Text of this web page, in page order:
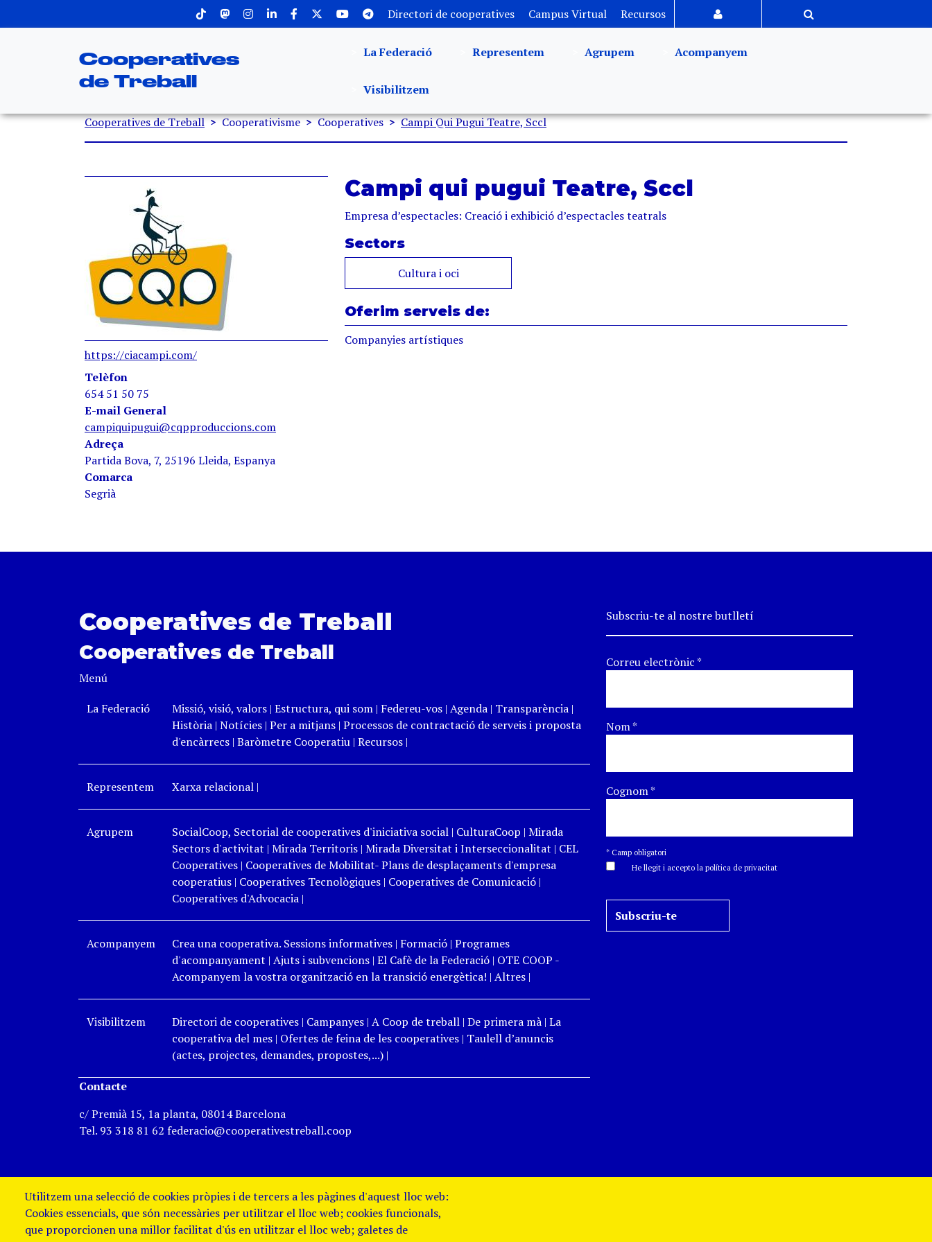
Menu superior Directori de cooperatives Campus Virtual Recursos
Cooperatives
de Treball
La Federació Representem Agrupem Acompanyem
Visibilitzem
Fil d'ariadna
Cooperatives de Treball Cooperativisme Cooperatives Campi Qui Pugui Teatre, Sccl
https://ciacampi.com/
Telèfon
654 51 50 75
E-mail General
campiquipugui@cqpproduccions.com
Adreça
Partida Bova, 7, 25196 Lleida, Espanya
Comarca
Segrià
Campi qui pugui Teatre, Sccl
Empresa d’espectacles: Creació i exhibició d’espectacles teatrals
Sectors
Cultura i oci
Oferim serveis de:
Companyies artístiques
Cooperatives de Treball
Cooperatives de Treball
Menú
La Federació
Missió, visió, valors| Estructura, qui som| Federeu-vos| Agenda | Transparència|
Història| Notícies | Per a mitjans| Processos de contractació de serveis i proposta
d'encàrrecs| Baròmetre Cooperatiu| Recursos|
Representem Xarxa relacional|
Agrupem SocialCoop, Sectorial de cooperatives d'iniciativa social| CulturaCoop | Mirada
Sectors d'activitat | Mirada Territoris| Mirada Diversitat i Interseccionalitat | CEL
Cooperatives| Cooperatives de Mobilitat- Plans de desplaçaments d'empresa
cooperatius| Cooperatives Tecnològiques| Cooperatives de Comunicació|
Cooperatives d'Advocacia|
Acompanyem Crea una cooperativa. Sessions informatives| Formació| Programes
d'acompanyament | Ajuts i subvencions| El Cafè de la Federació| OTE COOP -
Acompanyem la vostra organització en la transició energètica! | Altres|
Visibilitzem Directori de cooperatives| Campanyes| A Coop de treball| De primera mà| La
cooperativa del mes| Ofertes de feina de les cooperatives| Taulell d’anuncis
(actes, projectes, demandes, propostes,...)|
Contacte
c/ Premià 15, 1a planta, 08014 Barcelona
Tel. 93 318 81 62 federacio@cooperativestreball.coop
Subscriu-te al nostre butlletí
Correu electrònic*
Nom*
Cognom*
* Camp obligatori
He llegit i accepto la política de privacitat
Utilitzem una selecció de cookies pròpies i de tercers a les pàgines d'aquest lloc web:
Cookies essencials, que són necessàries per utilitzar el lloc web; cookies funcionals,
que proporcionen una millor facilitat d'ús en utilitzar el lloc web; galetes de